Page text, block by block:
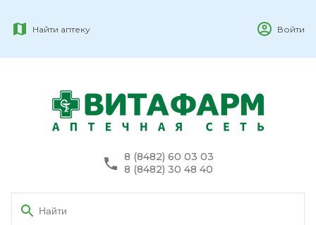
Найти аптеку Войти
8 (8482) 60 03 03
8 (8482) 30 48 40